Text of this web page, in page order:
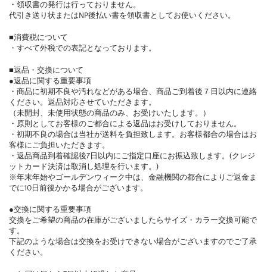
・領収書の発行は行っておりません。
代引き送り状またはNP後払い書を領収書としてお使いください。
■消費税について
・すべて外税での表記となっております。
■返品・交換について
●返品に関する重要事項
・商品に初期不良や汚れなどがある場合、商品ご到着後７日以内に連絡
ください。返品対応させていただきます。
（未開封、未使用状態の商品のみ、お受けいたします。）
・原則としてお客様のご都合による返品はお受けしておりません。
・初期不良の場合は当社が送料を負担致します。お客様都合の場合はお
客様にご負担いただきます。
・返品商品到着確認後7日以内にご指定口座にお振込致します。(クレジ
ットカード決済は取消し処理を行います。)
※年末年始やゴールデンウィーク中は、金融機関の都合によりご返金ま
でに10日前後かかる場合がございます。
●交換に関する重要事項
交換をご希望の商品の在庫がございましたらサイズ・カラー交換可能で
す。
下記のような場合は交換をお受けできない場合がございますのでご了承
ください。